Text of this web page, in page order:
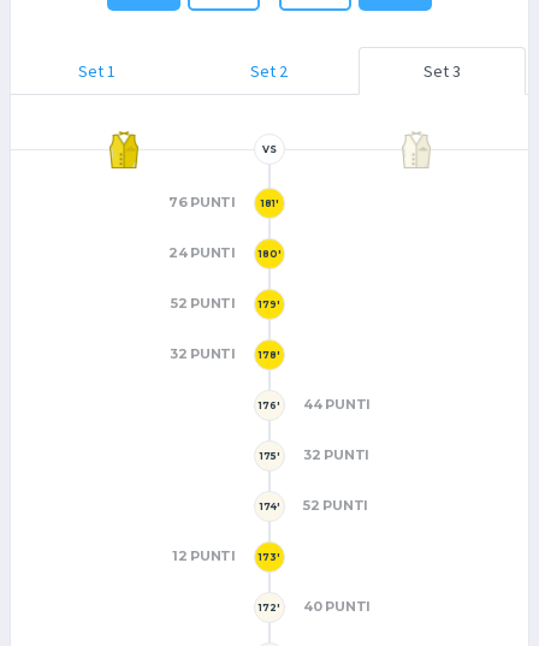
Set 1 Set 2 Set 3
VS
181'
76 PUNTI
180'
24 PUNTI
179'
52 PUNTI
178'
32 PUNTI
176' 44 PUNTI
175' 32 PUNTI
174' 52 PUNTI
173'
12 PUNTI
172' 40 PUNTI